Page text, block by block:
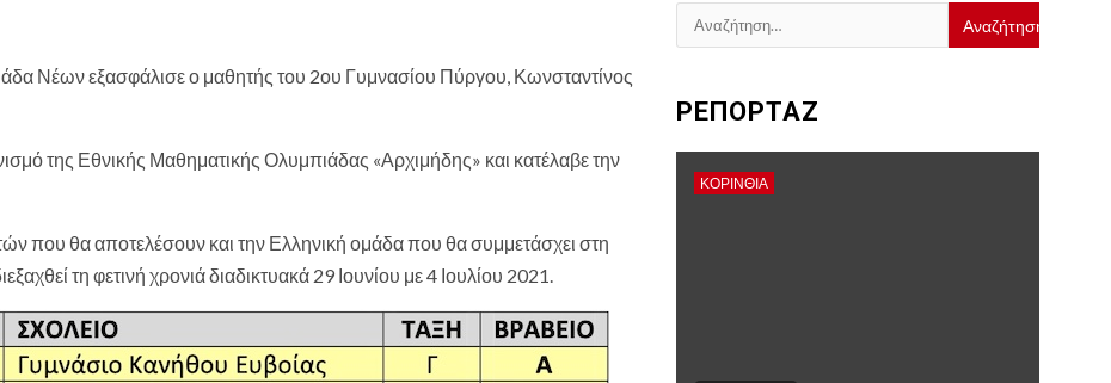
Νέων εξασφάλισε ο μαθητής του 2ου Γυμνασίου Πύργου, Κωνσταντίνος
της Εθνικής Μαθηματικής Ολυμπιάδας «Αρχιμήδης» και κατέλαβε την
που θα αποτελέσουν και την Ελληνική ομάδα που θα συμμετάσχει στη
τη φετινή χρονιά διαδικτυακά 29 Ιουνίου με 4 Ιουλίου 2021.
Αναζήτηση
για:
ΡΕΠΟΡΤΑΖ
ΚΟΡΙΝΘΊΑ